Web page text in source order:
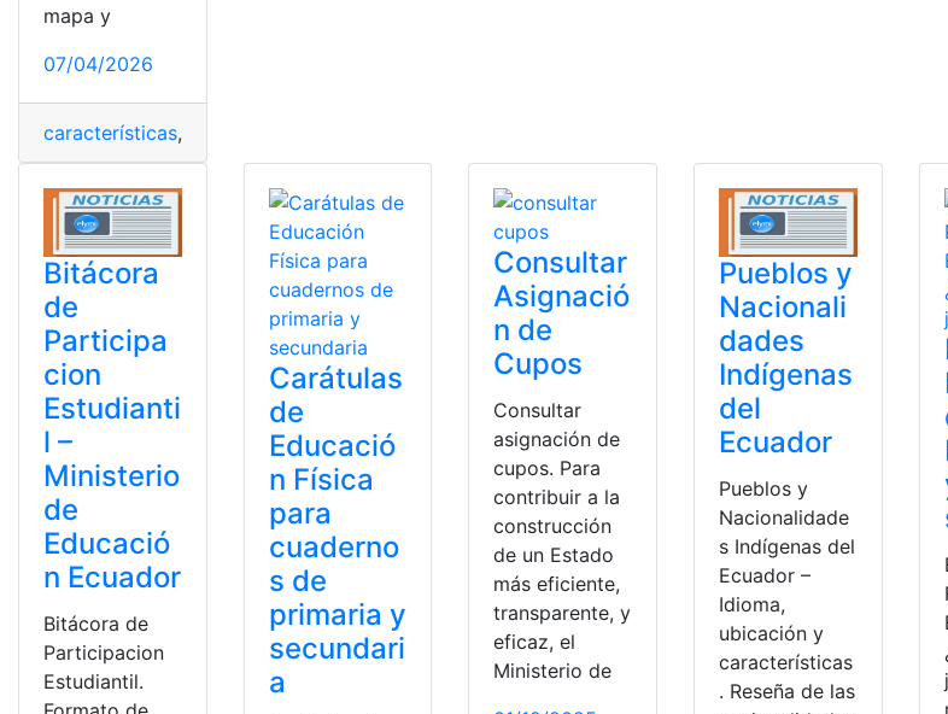
mapa y
07/04/2026
características,
Bitácora
de
Participa
cion
Estudianti
l –
Ministerio
de
Educació
n Ecuador
Bitácora de
Participacion
Estudiantil.
Carátulas
de
Educació
n Física
para
cuaderno
s de
primaria y
secundari
a
Consultar
Asignació
n de
Cupos
Consultar
asignación de
cupos. Para
contribuir a la
construcción
de un Estado
más eficiente,
transparente, y
eficaz, el
Ministerio de
Pueblos y
Nacionali
dades
Indígenas
del
Ecuador
Pueblos y
Nacionalidade
s Indígenas del
Ecuador –
Idioma,
ubicación y
características
. Reseña de las